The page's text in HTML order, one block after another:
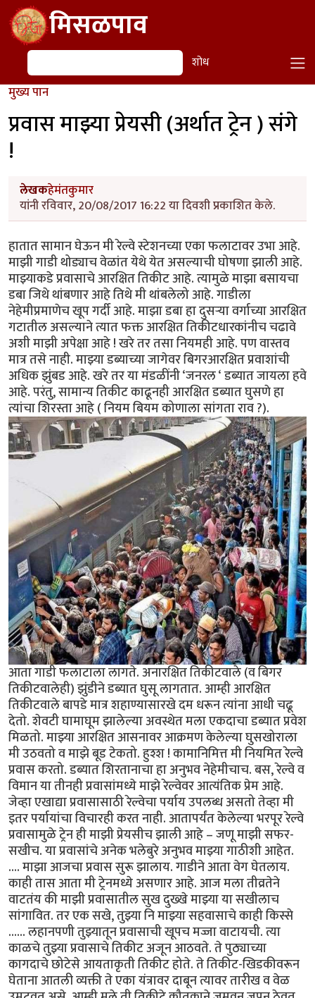
Skip to main contentमिसळपाव
शोध शोध
मुख्य पान
प्रवास माझ्या प्रेयसी (अर्थात ट्रेन ) संगे
!
लेखकहेमंतकुमार
यांनी रविवार, 20/08/2017 16:22 या दिवशी प्रकाशित केले.
हातात सामान घेऊन मी रेल्वे स्टेशनच्या एका फलाटावर उभा आहे.
माझी गाडी थोड्याच वेळांत येथे येत असल्याची घोषणा झाली आहे.
माझ्याकडे प्रवासाचे आरक्षित तिकीट आहे. त्यामुळे माझा बसायचा
डबा जिथे थांबणार आहे तिथे मी थांबलेलो आहे. गाडीला
नेहेमीप्रमाणेच खूप गर्दी आहे. माझा डबा हा दुसऱ्या वर्गाच्या आरक्षित
गटातील असल्याने त्यात फक्त आरक्षित तिकीटधारकांनीच चढावे
अशी माझी अपेक्षा आहे ! खरे तर तसा नियमही आहे. पण वास्तव
मात्र तसे नाही. माझ्या डब्याच्या जागेवर बिगरआरक्षित प्रवाशांची
अधिक झुंबड आहे. खरे तर या मंडळींनी ‘जनरल ‘ डब्यात जायला हवे
आहे. परंतु, सामान्य तिकीट काढूनही आरक्षित डब्यात घुसणे हा
त्यांचा शिरस्ता आहे ( नियम बियम कोणाला सांगता राव ?).
आता गाडी फलाटाला लागते. अनारक्षित तिकीटवाले (व बिगर
तिकीटवालेही) झुंडीने डब्यात घुसू लागतात. आम्ही आरक्षित
तिकीटवाले बापडे मात्र शहाण्यासारखे दम धरून त्यांना आधी चढू
देतो. शेवटी घामाघूम झालेल्या अवस्थेत मला एकदाचा डब्यात प्रवेश
मिळतो. माझ्या आरक्षित आसनावर आक्रमण केलेल्या घुसखोराला
मी उठवतो व माझे बूड टेकतो. हुश्श ! कामानिमित्त मी नियमित रेल्वे
प्रवास करतो. डब्यात शिरतानाचा हा अनुभव नेहेमीचाच. बस, रेल्वे व
विमान या तीनही प्रवासांमध्ये माझे रेल्वेवर आत्यंतिक प्रेम आहे.
जेव्हा एखाद्या प्रवासासाठी रेल्वेचा पर्याय उपलब्ध असतो तेव्हा मी
इतर पर्यायांचा विचारही करत नाही. आतापर्यंत केलेल्या भरपूर रेल्वे
प्रवासामुळे ट्रेन ही माझी प्रेयसीच झाली आहे – जणू माझी सफर-
सखीच. या प्रवासांचे अनेक भलेबुरे अनुभव माझ्या गाठीशी आहेत.
.... माझा आजचा प्रवास सुरू झालाय. गाडीने आता वेग घेतलाय.
काही तास आता मी ट्रेनमध्ये असणार आहे. आज मला तीव्रतेने
वाटतंय की माझी प्रवासातील सुख दुख्खे माझ्या या सखीलाच
सांगावित. तर एक सखे, तुझ्या नि माझ्या सहवासाचे काही किस्से
...... लहानपणी तुझ्यातून प्रवासाची खूपच मज्जा वाटायची. त्या
काळचे तुझ्या प्रवासाचे तिकीट अजून आठवते. ते पुठ्याच्या
कागदाचे छोटेसे आयताकृती तिकीट होते. ते तिकीट-खिडकीवरून
घेताना आतली व्यक्ती ते एका यंत्रावर दाबून त्यावर तारीख व वेळ